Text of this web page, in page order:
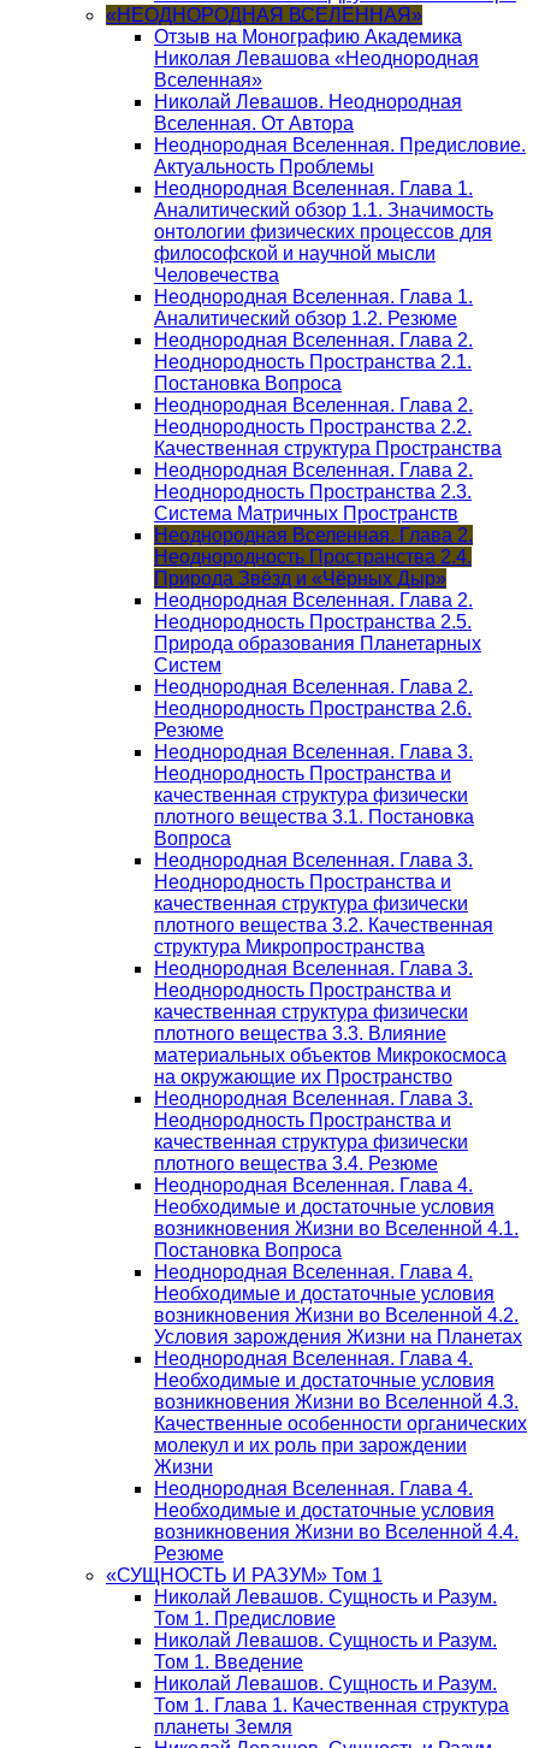
«НЕОДНОРОДНАЯ ВСЕЛЕННАЯ»
Отзыв на Монографию Академика
Николая Левашова «Неоднородная
Вселенная»
Николай Левашов. Неоднородная
Вселенная. От Автора
Неоднородная Вселенная. Предисловие.
Актуальность Проблемы
Неоднородная Вселенная. Глава 1.
Аналитический обзор 1.1. Значимость
онтологии физических процессов для
философской и научной мысли
Человечества
Неоднородная Вселенная. Глава 1.
Аналитический обзор 1.2. Резюме
Неоднородная Вселенная. Глава 2.
Неоднородность Пространства 2.1.
Постановка Вопроса
Неоднородная Вселенная. Глава 2.
Неоднородность Пространства 2.2.
Качественная структура Пространства
Неоднородная Вселенная. Глава 2.
Неоднородность Пространства 2.3.
Система Матричных Пространств
Неоднородная Вселенная. Глава 2.
Неоднородность Пространства 2.4.
Природа Звёзд и «Чёрных Дыр»
Неоднородная Вселенная. Глава 2.
Неоднородность Пространства 2.5.
Природа образования Планетарных
Систем
Неоднородная Вселенная. Глава 2.
Неоднородность Пространства 2.6.
Резюме
Неоднородная Вселенная. Глава 3.
Неоднородность Пространства и
качественная структура физически
плотного вещества 3.1. Постановка
Вопроса
Неоднородная Вселенная. Глава 3.
Неоднородность Пространства и
качественная структура физически
плотного вещества 3.2. Качественная
структура Микропространства
Неоднородная Вселенная. Глава 3.
Неоднородность Пространства и
качественная структура физически
плотного вещества 3.3. Влияние
материальных объектов Микрокосмоса
на окружающие их Пространство
Неоднородная Вселенная. Глава 3.
Неоднородность Пространства и
качественная структура физически
плотного вещества 3.4. Резюме
Неоднородная Вселенная. Глава 4.
Необходимые и достаточные условия
возникновения Жизни во Вселенной 4.1.
Постановка Вопроса
Неоднородная Вселенная. Глава 4.
Необходимые и достаточные условия
возникновения Жизни во Вселенной 4.2.
Условия зарождения Жизни на Планетах
Неоднородная Вселенная. Глава 4.
Необходимые и достаточные условия
возникновения Жизни во Вселенной 4.3.
Качественные особенности органических
молекул и их роль при зарождении
Жизни
Неоднородная Вселенная. Глава 4.
Необходимые и достаточные условия
возникновения Жизни во Вселенной 4.4.
Резюме
«СУЩНОСТЬ И РАЗУМ» Том 1
Николай Левашов. Сущность и Разум.
Том 1. Предисловие
Николай Левашов. Сущность и Разум.
Том 1. Введение
Николай Левашов. Сущность и Разум.
Том 1. Глава 1. Качественная структура
планеты Земля